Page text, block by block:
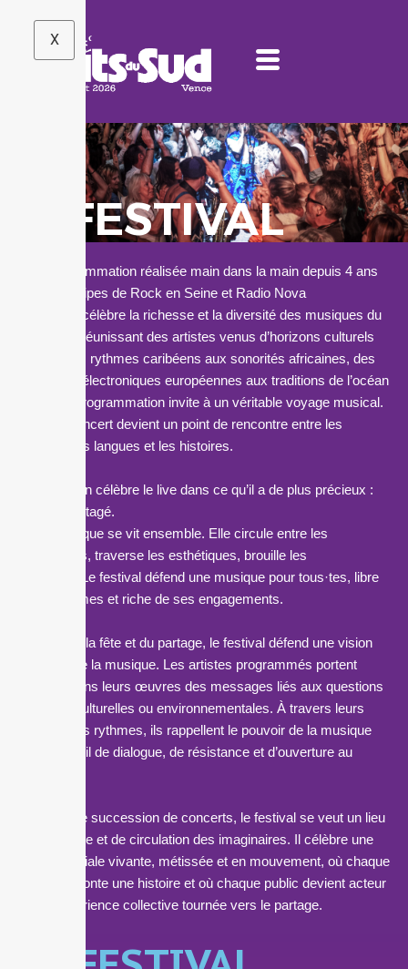
X
LE FESTIVAL
Une programmation réalisée main dans la main depuis 4 ans
s équipes de Rock en Seine et Radio Nova
célèbre la richesse et la diversité des musiques du
monde en réunissant des artistes venus d’horizons culturels
variés. Des rythmes caribéens aux sonorités africaines, des
influences électroniques européennes aux traditions de l’océan
Indien, la programmation invite à un véritable voyage musical.
Chaque concert devient un point de rencontre entre les
s langues et les histoires.
Cette édition célèbre le live dans ce qu’il a de plus précieux :
l’instant partagé.
Ici, la musique se vit ensemble. Elle circule entre les
générations, traverse les esthétiques, brouille les
Le festival défend une musique pour tous·tes, libre
de ses formes et riche de ses engagements.
Au-delà de la fête et du partage, le festival défend une vision
engagée de la musique. Les artistes programmés portent
souvent dans leurs œuvres des messages liés aux questions
sociales, culturelles ou environnementales. À travers leurs
urs rythmes, ils rappellent le pouvoir de la musique
comme outil de dialogue, de résistance et d’ouverture au
Plus qu’une succession de concerts, le festival se veut un lieu
de rencontre et de circulation des imaginaires. Il célèbre une
sono mondiale vivante, métissée et en mouvement, où chaque
rythme raconte une histoire et où chaque public devient acteur
d’une expérience collective tournée vers le partage.